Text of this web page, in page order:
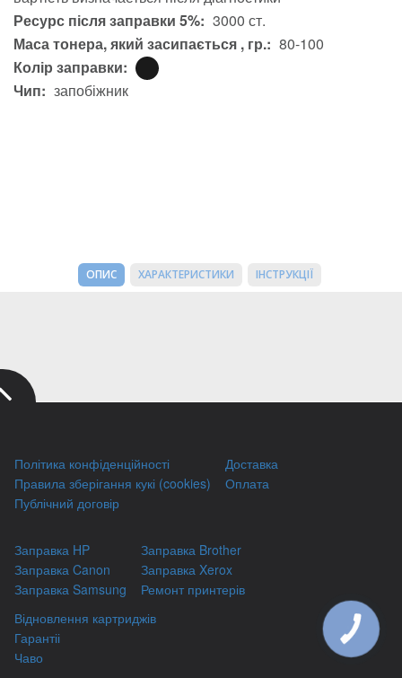
Ресурс після заправки 5%: 3000 ст.
Маса тонера, який засипається , гр.: 80-100
Колір заправки:
Чип: запобіжник
ОПИС ХАРАКТЕРИСТИКИ ІНСТРУКЦІЇ
Політика конфіденційності
Правила зберігання кукі (cookies)
Публічний договір
Доставка
Оплата
Заправка HP
Заправка Canon
Заправка Samsung
Заправка Brother
Заправка Xerox
Ремонт принтерів
Відновлення картриджів
Гарантіі
Чаво
КНОПКА
ЗВ'ЯЗКУ